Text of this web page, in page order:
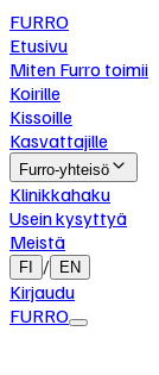
FURRO
Etusivu
Miten Furro toimii
Koirille
Kissoille
Kasvattajille
Furro-yhteisö
Klinikkahaku
Usein kysyttyä
Meistä
FI / EN
Kirjaudu
FURRO